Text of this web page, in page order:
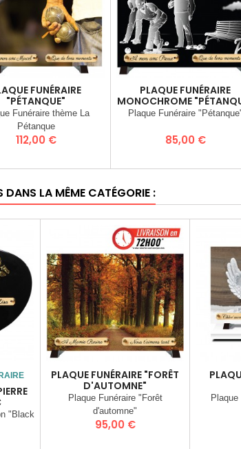
FUNÉRAIRE
"PÉTANQUE"
Funéraire thème La
Pétanque
Prix
112,00 €
PLAQUE FUNÉRAIRE
MONOCHROME
Plaque Funéraire
Prix
85,00 €
DANS LA MÊME CATÉGORIE :
"Black
PLAQUE FUNÉRAIRE "FORÊT
D'AUTOMNE"
Plaque Funéraire "Forêt
d'automne"
Prix
95,00 €